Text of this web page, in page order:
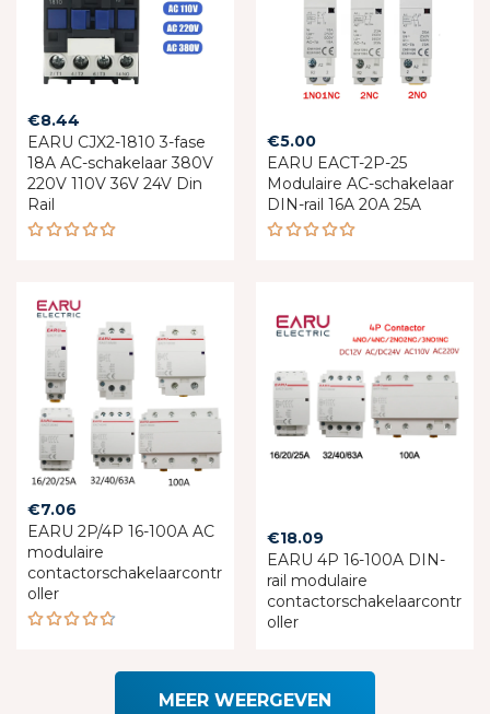
€8.44
EARU CJX2-1810 3-fase
18A AC-schakelaar 380V
220V 110V 36V 24V Din
Rail
€5.00
EARU EACT-2P-25
Modulaire AC-schakelaar
DIN-rail 16A 20A 25A
€7.06
EARU 2P/4P 16-100A AC
modulaire
contactorschakelaarcontr
oller
€18.09
EARU 4P 16-100A DIN-
rail modulaire
contactorschakelaarcontr
oller
MEER WEERGEVEN